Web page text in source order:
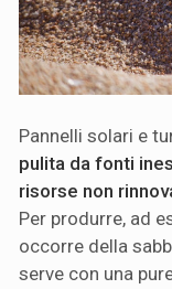
Pannelli solari e
pulita da fonti
risorse non
Per produrre, ad
occorre della
serve con una